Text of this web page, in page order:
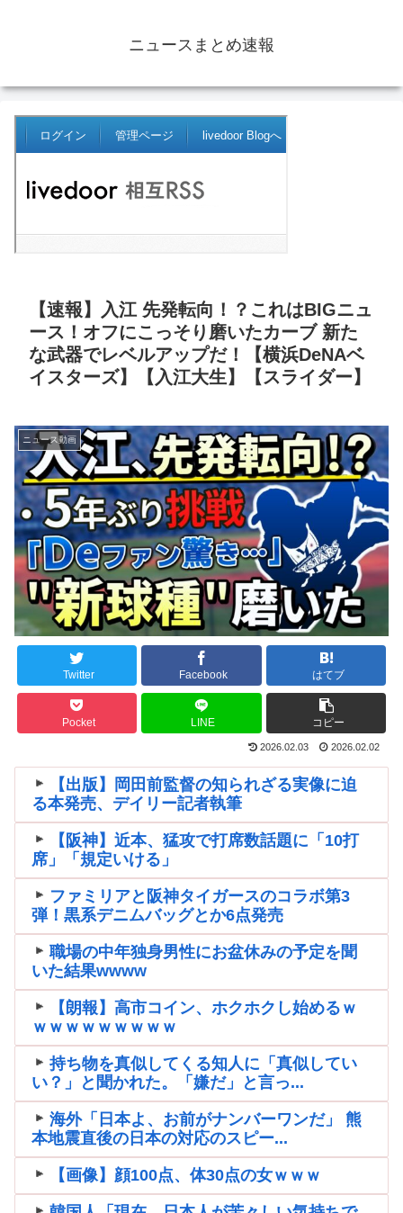
ニュースまとめ速報
【速報】入江 先発転向！？これはBIGニュ
ース！オフにこっそり磨いたカーブ 新た
な武器でレベルアップだ！【横浜DeNAベ
イスターズ】【入江大生】【スライダー】
ニュース動画
Twitter Facebook はてブ
Pocket LINE コピー
2026.02.03 2026.02.02
【出版】岡田前監督の知られざる実像に迫
る本発売、デイリー記者執筆
【阪神】近本、猛攻で打席数話題に「10打
席」「規定いける」
ファミリアと阪神タイガースのコラボ第3
弾！黒系デニムバッグとか6点発売
職場の中年独身男性にお盆休みの予定を聞
いた結果wwww
【朗報】高市コイン、ホクホクし始めるｗ
ｗｗｗｗｗｗｗｗｗ
持ち物を真似してくる知人に「真似してい
い？」と聞かれた。「嫌だ」と言っ...
海外「日本よ、お前がナンバーワンだ」 熊
本地震直後の日本の対応のスピー...
【画像】顔100点、体30点の女ｗｗｗ